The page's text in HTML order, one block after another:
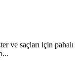
ve saçları için pahalı